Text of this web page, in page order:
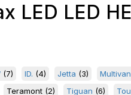
LED LED
(7) ID. (4) Jetta (3) Multivan
Teramont (2) Tiguan (6)